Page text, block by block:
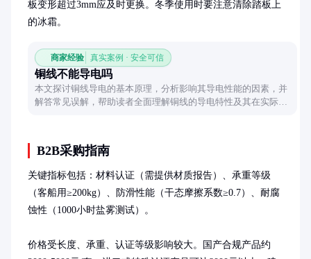
板变形超过3mm应及时更换。冬季使用时要注意清除踏板上
的冰霜。
商家经验 真实案例 · 安全可信
铜线不能导电吗
本文探讨铜线导电的基本原理，分析影响其导电性能的因素，并
解答常见误解，帮助读者全面理解铜线的导电特性及其在实际应
B2B采购指南
关键指标包括：材料认证（需提供材质报告）、承重等级
（客船用≥200kg）、防滑性能（干态摩擦系数≥0.7）、耐腐
蚀性（1000小时盐雾测试）。
价格受长度、承重、认证等级影响较大。国产合规产品约